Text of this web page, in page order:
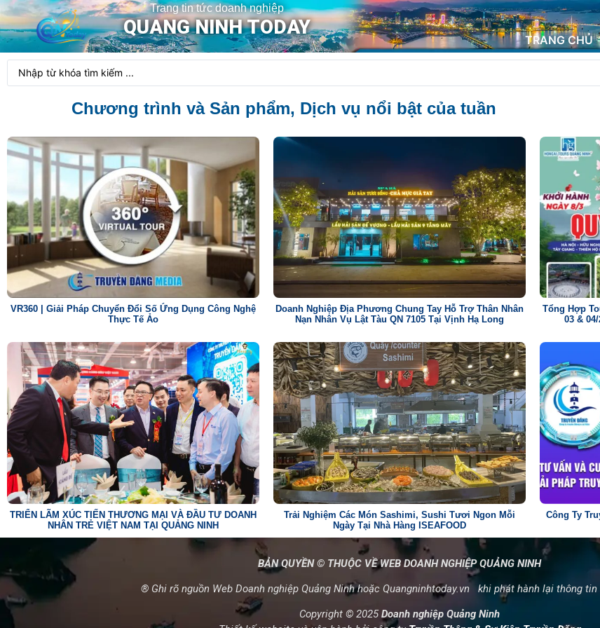
Trang tin tức doanh nghiệp
QUANG NINH TODAY
TRANG CHỦ
Chương trình và Sản phẩm, Dịch vụ nổi bật của tuần
VR360 | Giải Pháp Chuyển Đổi Số Ứng Dụng Công Nghệ
Thực Tế Ảo
Doanh Nghiệp Địa Phương Chung Tay Hỗ Trợ Thân Nhân
Nạn Nhân Vụ Lật Tàu QN 7105 Tại Vịnh Hạ Long
Tổng Hợp
03 &
TRIỂN LÃM XÚC TIẾN THƯƠNG MẠI VÀ ĐẦU TƯ DOANH
NHÂN TRẺ VIỆT NAM TẠI QUẢNG NINH
Trải Nghiệm Các Món Sashimi, Sushi Tươi Ngon Mỗi
Ngày Tại Nhà Hàng ISEAFOOD
Công Ty
BẢN QUYỀN © THUỘC VỀ WEB DOANH NGHIỆP QUẢNG NINH
® Ghi rõ nguồn Web Doanh nghiệp Quảng Ninh hoặc Quangninhtoday.vn khi phát hành lại thông
Copyright © 2025Doanh nghiệp Quảng Ninh